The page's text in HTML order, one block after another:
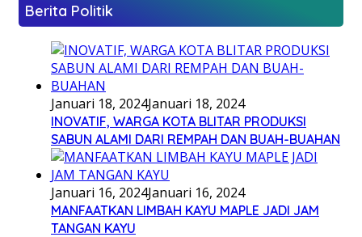
Berita Politik
Januari 18, 2024Januari 18, 2024
INOVATIF, WARGA KOTA BLITAR PRODUKSI
SABUN ALAMI DARI REMPAH DAN BUAH-BUAHAN
Januari 16, 2024Januari 16, 2024
MANFAATKAN LIMBAH KAYU MAPLE JADI JAM
TANGAN KAYU